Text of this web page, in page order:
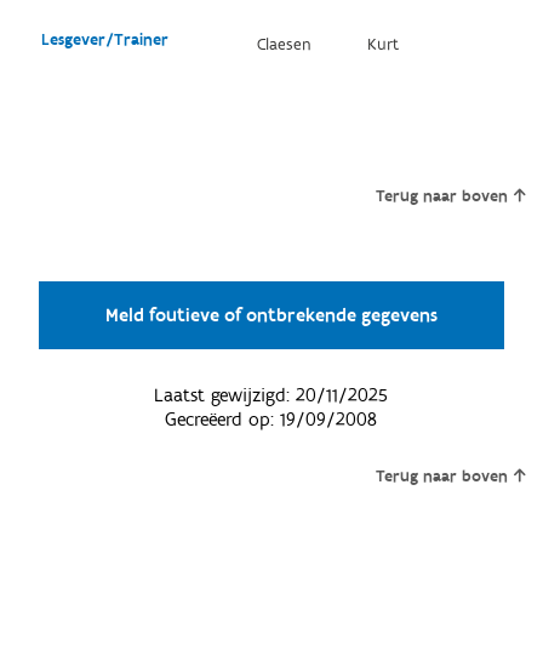
Lesgever/Trainer Claesen Kurt
Terug naar boven
Meld foutieve of ontbrekende gegevens
Laatst gewijzigd:20/11/2025
Gecreëerd op:19/09/2008
Terug naar boven